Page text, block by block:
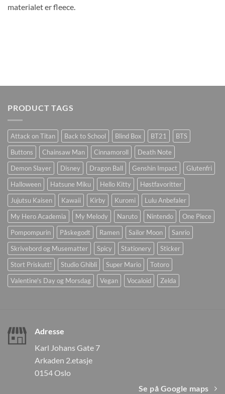
materialet er fleece.
PRODUCT TAGS
Attack on Titan Back to School Blind Box BT21
BTS
Buttons
Chainsaw Man Cinnamoroll
Death Note
Demon Slayer
Disney Dragon Ball Genshin Impact
Glutenfri
Halloween
Hatsune Miku Hello Kitty
Høstfavoritter
Jujutsu Kaisen
Kawaii Kirby Kuromi
Lulu Anbefaler
My Hero Academia
My Melody Naruto Nintendo
One Piece
Pompompurin
Påskegodt Ramen Sailor Moon
Sanrio
Skrivebord og Musematter
Spicy Stationery
Sticker
Stort Priskutt!
Studio Ghibli Super Mario
Totoro
Valentine's Day og Morsdag
Vegan Vocaloid Zelda
Adresse
Karl Johans Gate 7
Arkaden 2.etasje
0154 Oslo
Se på Google maps